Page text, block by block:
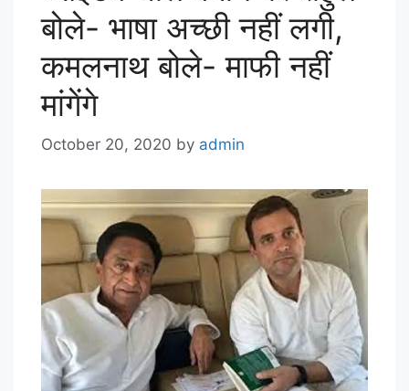
बोले- भाषा अच्छी नहीं लगी,
कमलनाथ बोले- माफी नहीं
मांगेंगे
October 20, 2020 by admin